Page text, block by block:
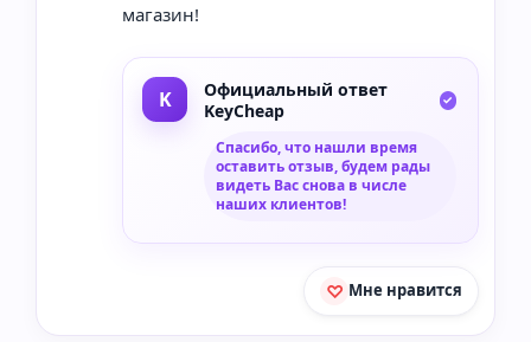
магазин!
Официальный ответ
KeyCheap
Спасибо, что нашли время
оставить отзыв, будем рады
видеть Вас снова в числе
наших клиентов!
Мне нравится